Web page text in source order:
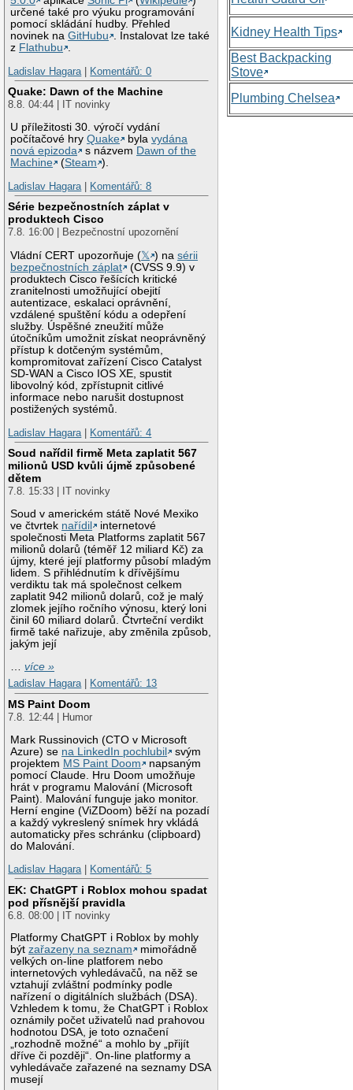
určené také pro výuku programování
pomocí skládání hudby. Přehled
novinek naGitHubu . Instalovat lze také
z Flathubu .
Ladislav Hagara
Komentářů: 0
Quake: Dawn of the Machine
8.8. 04:44 | IT novinky
U příležitosti 30. výročí vydání
počítačové hryQuake bylavydána
nová epizoda
s názvem Dawn of the
Machine
(Steam ).
Ladislav Hagara
Komentářů: 8
Série bezpečnostních záplat v
produktech Cisco
7.8. 16:00 | Bezpečnostní upozornění
Vládní CERT upozorňuje (𝕏 ) nasérii
bezpečnostních záplat
(CVSS 9.9) v
produktech Cisco řešících kritické
zranitelnosti umožňující obejití
autentizace, eskalaci oprávnění,
vzdálené spuštění kódu a odepření
služby. Úspěšné zneužití může
útočníkům umožnit získat neoprávněný
přístup k dotčeným systémům,
kompromitovat zařízení Cisco Catalyst
SD-WAN a Cisco IOS XE, spustit
libovolný kód, zpřístupnit citlivé
informace nebo narušit dostupnost
postižených systémů.
Ladislav Hagara
Komentářů: 4
Soud nařídil firmě Meta zaplatit 567
milionů USD kvůli újmě způsobené
dětem
7.8. 15:33 | IT novinky
Soud v americkém státě Nové Mexiko
ve čtvrtek nařídil
internetové
společnosti Meta Platforms zaplatit 567
milionů dolarů (téměř 12 miliard Kč) za
újmy, které její platformy působí mladým
lidem. S přihlédnutím k dřívějšímu
verdiktu tak má společnost celkem
zaplatit 942 milionů dolarů, což je malý
zlomek jejího ročního výnosu, který loni
činil 60 miliard dolarů. Čtvrteční verdikt
firmě také nařizuje, aby změnila způsob,
jakým její
…více »
Ladislav Hagara| Komentářů: 13
MS Paint Doom
7.8. 12:44 | Humor
Mark Russinovich (CTO v Microsoft
Azure) se na LinkedIn pochlubil
svým
projektem MS Paint Doom
napsaným
pomocí Claude. Hru Doom umožňuje
hrát v programu Malování (Microsoft
Paint). Malování funguje jako monitor.
Herní engine (ViZDoom) běží na pozadí
a každý vykreslený snímek hry vkládá
automaticky přes schránku (clipboard)
do Malování.
Ladislav Hagara| Komentářů: 5
EK: ChatGPT i Roblox mohou spadat
pod přísnější pravidla
6.8. 08:00 | IT novinky
Platformy ChatGPT i Roblox by mohly
býtzařazeny na seznam
mimořádně
velkých on-line platforem nebo
internetových vyhledávačů, na něž se
vztahují zvláštní podmínky podle
nařízení o digitálních službách (DSA).
Vzhledem k tomu, že ChatGPT i Roblox
oznámily počet uživatelů nad prahovou
hodnotou DSA, je toto označení
„rozhodně možné“ a mohlo by „přijít
dříve či později“. On-line platformy a
vyhledávače zařazené na seznamy DSA
musejí
Kidney Health Tips
Best Backpacking
Stove
Plumbing Chelsea